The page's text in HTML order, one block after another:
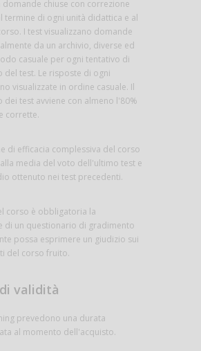
chiuse con correzione
termine di ogni unità didattica e al
I test visualizzano domande
da un archivio, diverse ed
casuale per ogni tentativo di
del test. Le risposte di ogni
visualizzate in ordine casuale. Il
dei test avviene con almeno l'80%
corrette.
di efficacia complessiva del corso
media del voto dell'ultimo test e
ottenuto nei test precedenti.
corso è obbligatoria la
di un questionario di gradimento
possa esprimere un giudizio sui
del corso fruito.
validità
prevedono una durata
al momento dell'acquisto.